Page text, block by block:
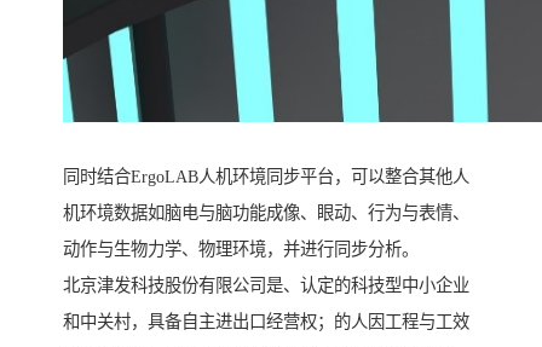
同时结合ErgoLAB人机环境同步平台，可以整合其他人
机环境数据如脑电与脑功能成像、眼动、行为与表情、
动作与生物力学、物理环境，并进行同步分析。
北京津发科技股份有限公司是、认定的科技型中小企业
和中关村，具备自主进出口经营权；的人因工程与工效